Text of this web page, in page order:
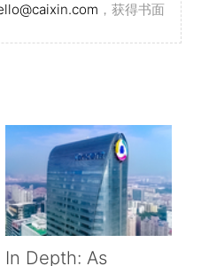
，获得书面
In Depth: As